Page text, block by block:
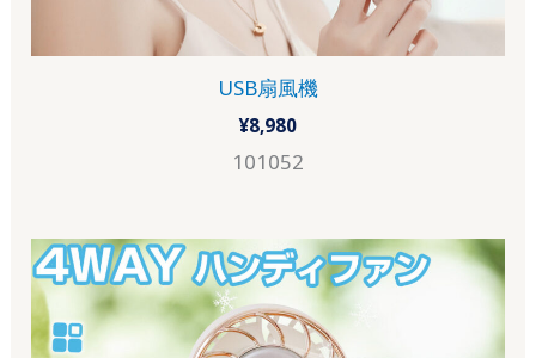
USB扇風機
¥8,980
101052